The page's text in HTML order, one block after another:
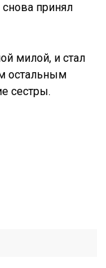
принял
милой, и стал
остальным
сестры.